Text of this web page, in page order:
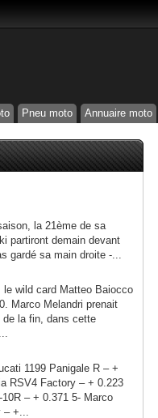
Pneu moto Annuaire moto
la 21ème de sa
partiront demain devant
gardé sa main droite -...
wild card Matteo Baiocco
Marco Melandri prenait
de la fin, dans cette
1199 Panigale R – +
RSV4 Factory – + 0.223
– + 0.371 5- Marco
– +...